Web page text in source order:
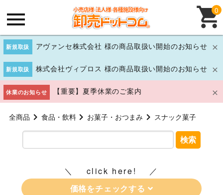
新規取扱 アヴァンセ株式会社 様の商品取扱い開始のお知らせ
新規取扱 株式会社ヴィプロス 様の商品取扱い開始のお知らせ
休業のお知らせ 【重要】夏季休業のご案内
0
全商品 食品・飲料 お菓子・おつまみ スナック菓子
検索
click here!
価格をチェックする